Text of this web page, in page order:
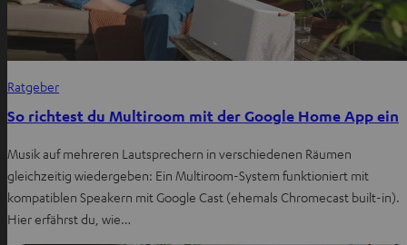
Ratgeber
So richtest du Multiroom mit der Google Home App ein
Musik auf mehreren Lautsprechern in verschiedenen Räumen
gleichzeitig wiedergeben: Ein Multiroom-System funktioniert mit
kompatiblen Speakern mit Google Cast (ehemals Chromecast built-in).
Hier erfährst du, wie…